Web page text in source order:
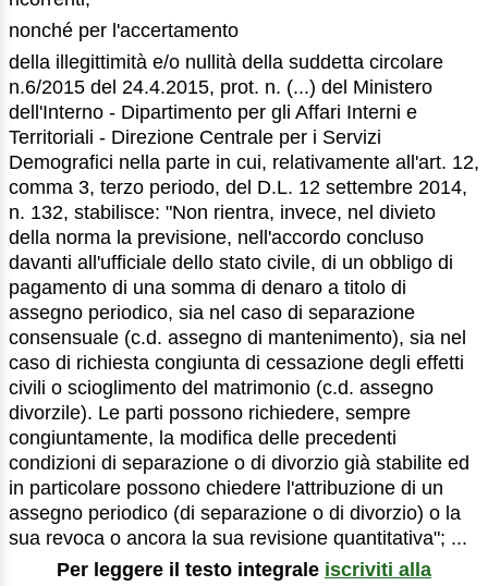
nonché per l'accertamento
della illegittimità e/o nullità della suddetta circolare
n.6/2015 del 24.4.2015, prot. n. (...) del Ministero
dell'Interno - Dipartimento per gli Affari Interni e
Territoriali - Direzione Centrale per i Servizi
Demografici nella parte in cui, relativamente all'art. 12,
comma 3, terzo periodo, del D.L. 12 settembre 2014,
n. 132, stabilisce: "Non rientra, invece, nel divieto
della norma la previsione, nell'accordo concluso
davanti all'ufficiale dello stato civile, di un obbligo di
pagamento di una somma di denaro a titolo di
assegno periodico, sia nel caso di separazione
consensuale (c.d. assegno di mantenimento), sia nel
caso di richiesta congiunta di cessazione degli effetti
civili o scioglimento del matrimonio (c.d. assegno
divorzile). Le parti possono richiedere, sempre
congiuntamente, la modifica delle precedenti
condizioni di separazione o di divorzio già stabilite ed
in particolare possono chiedere l'attribuzione di un
assegno periodico (di separazione o di divorzio) o la
sua revoca o ancora la sua revisione quantitativa"; ...
Per leggere il testo integrale iscriviti alla